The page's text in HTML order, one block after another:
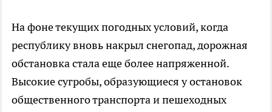
На фоне текущих погодных условий, когда
республику вновь накрыл снегопад, дорожная
обстановка стала еще более напряженной.
Высокие сугробы, образующиеся у остановок
общественного транспорта и пешеходных